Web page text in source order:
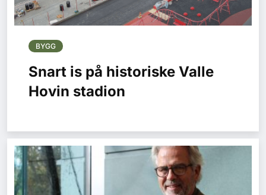
BYGG
Snart is på historiske Valle
Hovin stadion